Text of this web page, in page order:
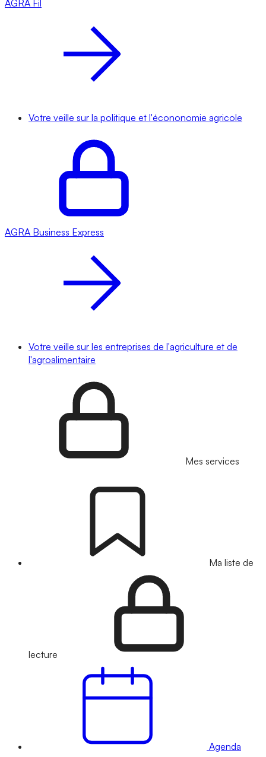
AGRA Fil
Votre veille sur la politique et l'écononomie agricole
AGRA Business Express
Votre veille sur les entreprises de l'agriculture et de
l'agroalimentaire
Mes services
Ma liste de
lecture
Agenda